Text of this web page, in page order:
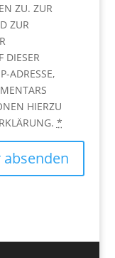
ZU. ZUR
ZUR
DIESER
ADRESSE,
HIERZU
*